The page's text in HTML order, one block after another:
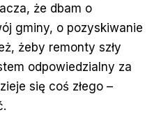
że dbam o
gminy, o pozyskiwanie
żeby remonty szły
odpowiedzialny za
się coś złego –